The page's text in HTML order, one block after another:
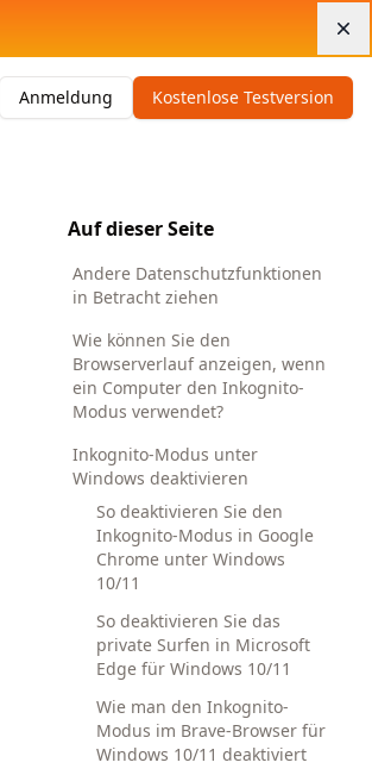
Anmeldung Kostenlose Testversion
Auf dieser Seite
Andere Datenschutzfunktionen
in Betracht ziehen
Wie können Sie den
Browserverlauf anzeigen, wenn
ein Computer den Inkognito-
Modus verwendet?
Inkognito-Modus unter
Windows deaktivieren
So deaktivieren Sie den
Inkognito-Modus in Google
Chrome unter Windows
10/11
So deaktivieren Sie das
private Surfen in Microsoft
Edge für Windows 10/11
Wie man den Inkognito-
Modus im Brave-Browser für
Windows 10/11 deaktiviert